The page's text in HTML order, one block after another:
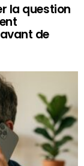
la question
de